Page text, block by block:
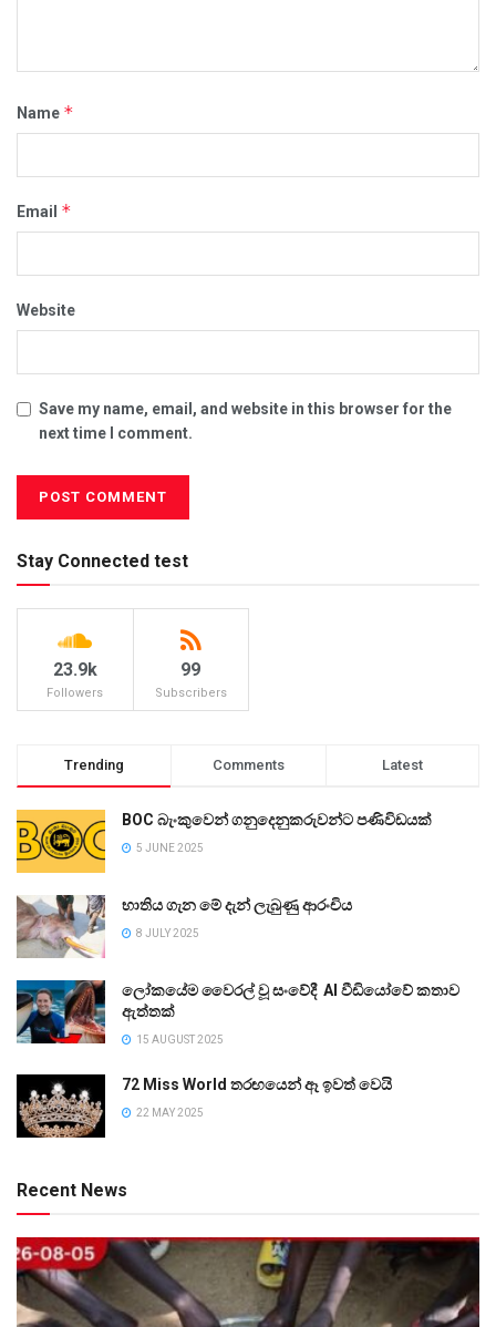
Name *
Email *
Website
Save my name, email, and website in this browser for the
next time I comment.
Stay Connected test
23.9k
Followers
99
Subscribers
Trending Comments Latest
BOC බැංකුවෙන් ගනුදෙනුකරුවන්ට පණිවිඩයක්
5 JUNE 2025
භාතිය ගැන මේ දැන් ලැබුණු ආරංචිය
8 JULY 2025
ලෝකයේම වෛරල් වූ සංවේදී AI වීඩියෝවේ කතාව
ඇත්තක්
15 AUGUST 2025
72 Miss World තරඟයෙන් ඈ ඉවත් වෙයි
22 MAY 2025
Recent News